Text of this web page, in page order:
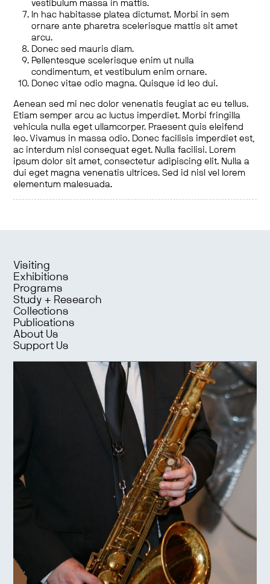
vestibulum massa in mattis.
In hac habitasse platea dictumst. Morbi in sem
ornare ante pharetra scelerisque mattis sit amet
arcu.
Donec sed mauris diam.
Pellentesque scelerisque enim ut nulla
condimentum, et vestibulum enim ornare.
Donec vitae odio magna. Quisque id leo dui.
Aenean sed mi nec dolor venenatis feugiat ac eu tellus.
Etiam semper arcu ac luctus imperdiet. Morbi fringilla
vehicula nulla eget ullamcorper. Praesent quis eleifend
leo. Vivamus in massa odio. Donec facilisis imperdiet est,
ac interdum nisl consequat eget. Nulla facilisi. Lorem
ipsum dolor sit amet, consectetur adipiscing elit. Nulla a
dui eget magna venenatis ultrices. Sed id nisl vel lorem
elementum malesuada.
Visiting
Exhibitions
Programs
Study + Research
Collections
Publications
About Us
Support Us